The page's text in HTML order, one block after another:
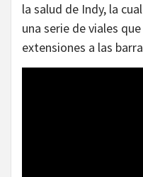
la salud de Indy, la
una serie de viales
extensiones a las